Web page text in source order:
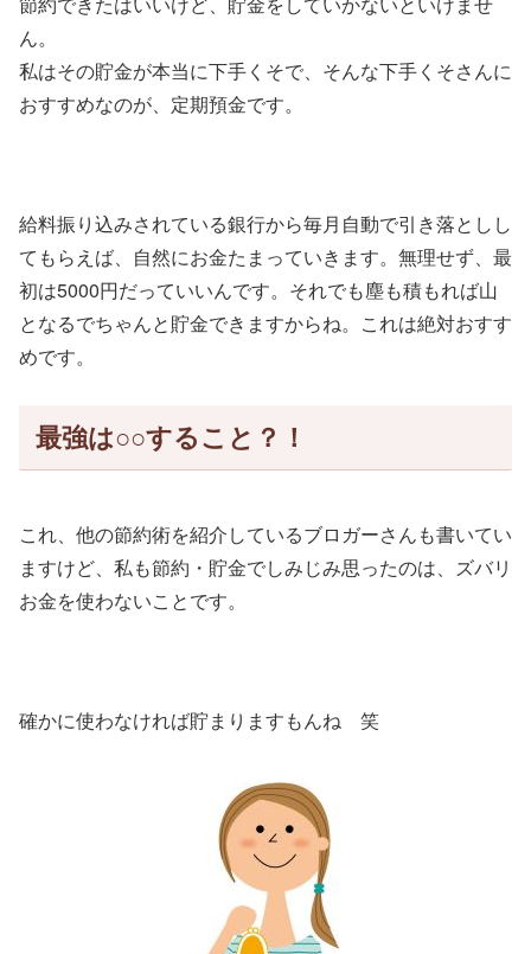
ん。
私はその貯金が本当に下手くそで、そんな下手くそさんに
おすすめなのが、定期預金です。
給料振り込みされている銀行から毎月自動で引き落としし
てもらえば、自然にお金たまっていきます。無理せず、最
初は5000円だっていいんです。それでも塵も積もれば山
となるでちゃんと貯金できますからね。これは絶対おすす
めです。
最強は○○すること？！
これ、他の節約術を紹介しているブロガーさんも書いてい
ますけど、私も節約・貯金でしみじみ思ったのは、ズバリ
お金を使わないことです。
確かに使わなければ貯まりますもんね 笑